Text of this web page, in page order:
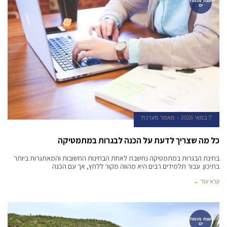
ים
7 במאי 2026 מאמר מערכת
כל מה שצריך לדעת על הכנה לבגרות במתמטיקה
בחינת הבגרות במתמטיקה נחשבת לאחת הבחינות החשובות והמאתגרות ביותר
בתיכון. עבור תלמידים רבים היא מהווה מקור ללחץ, אך עם הכנה
קרא עוד ←
עצת מומח
ים